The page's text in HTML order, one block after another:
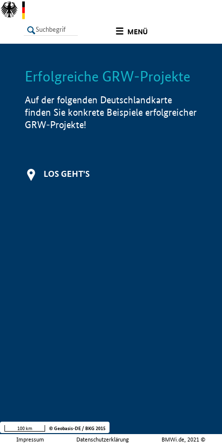
MENÜ
LISTE Info
Erfolgreiche GRW-Projekte
Auf der folgenden Deutschlandkarte
finden Sie konkrete Beispiele erfolgreicher
GRW-Projekte!
LOS GEHT'S
Impressum Datenschutzerklärung BMWi.de, 2021 ©
100 km © Geobasis-DE / BKG 2015